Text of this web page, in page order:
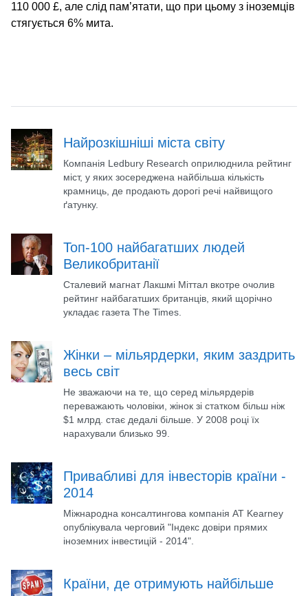
110 000 £, але слід пам’ятати, що при цьому з іноземців
стягується 6% мита.
Найрозкішніші міста світу
Компанія Ledbury Research оприлюднила рейтинг
міст, у яких зосереджена найбільша кількість
крамниць, де продають дорогі речі найвищого
ґатунку.
Топ-100 найбагатших людей
Великобританії
Сталевий магнат Лакшмі Міттал вкотре очолив
рейтинг найбагатших британців, який щорічно
укладає газета The Times.
Жінки – мільярдерки, яким заздрить
весь світ
Не зважаючи на те, що серед мільярдерів
переважають чоловіки, жінок зі статком більш ніж
$1 млрд. стає дедалі більше. У 2008 році їх
нарахували близько 99.
Привабливі для інвесторів країни -
2014
Міжнародна консалтингова компанія AT Kearney
опублікувала черговий "Індекс довіри прямих
іноземних інвестицій - 2014".
Країни, де отримують найбільше